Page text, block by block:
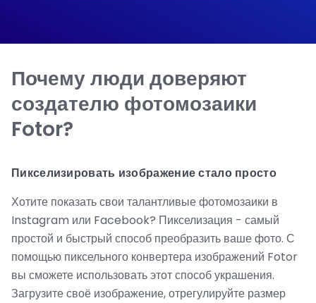
Почему люди доверяют
создателю фотомозаики
Fotor?
Пикселизировать изображение стало просто
Хотите показать свои талантливые фотомозаики в
Instagram или Facebook? Пикселизация - самый
простой и быстрый способ преобразить ваше фото. С
помощью пиксельного конвертера изображений Fotor
вы сможете использовать этот способ украшения.
Загрузите своё изображение, отрегулируйте размер